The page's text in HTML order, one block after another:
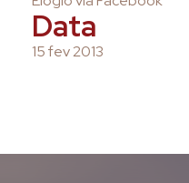
Data
15 fev 2013